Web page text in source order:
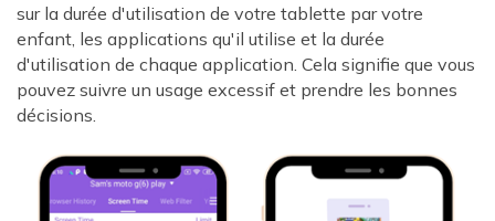
sur la durée d'utilisation de votre tablette par votre
enfant, les applications qu'il utilise et la durée
d'utilisation de chaque application. Cela signifie que vous
pouvez suivre un usage excessif et prendre les bonnes
décisions.